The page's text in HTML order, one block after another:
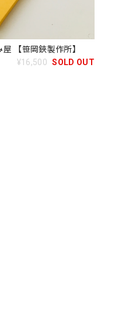
【笹岡鋏製作所】
¥16,500 SOLD OUT